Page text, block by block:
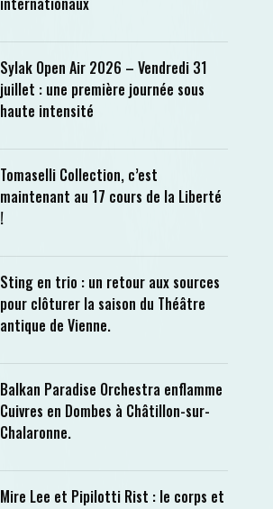
Sylak Open Air 2026 – Vendredi 31
juillet : une première journée sous
haute intensité
Tomaselli Collection, c’est
maintenant au 17 cours de la Liberté
!
Sting en trio : un retour aux sources
pour clôturer la saison du Théâtre
antique de Vienne.
Balkan Paradise Orchestra enflamme
Cuivres en Dombes à Châtillon-sur-
Chalaronne.
Mire Lee et Pipilotti Rist : le corps et